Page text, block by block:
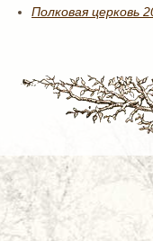
Полковая церковь